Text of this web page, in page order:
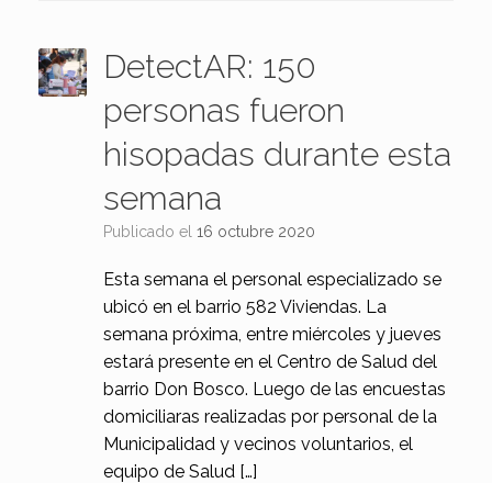
DetectAR: 150
personas fueron
hisopadas durante esta
semana
Publicado el 16 octubre 2020
Esta semana el personal especializado se
ubicó en el barrio 582 Viviendas. La
semana próxima, entre miércoles y jueves
estará presente en el Centro de Salud del
barrio Don Bosco. Luego de las encuestas
domiciliaras realizadas por personal de la
Municipalidad y vecinos voluntarios, el
equipo de Salud […]